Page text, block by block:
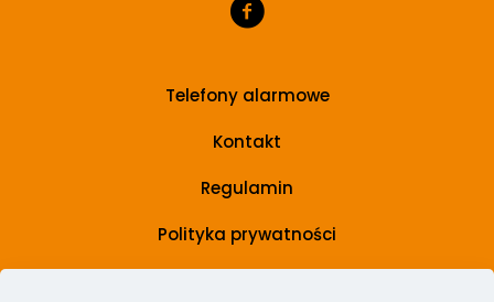
Telefony alarmowe
Kontakt
Regulamin
Polityka prywatności